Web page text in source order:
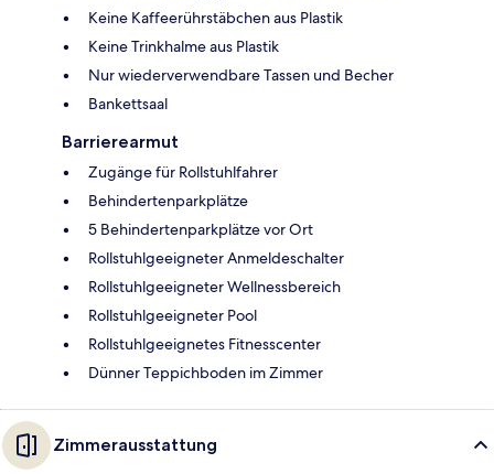
Keine Kaffeerührstäbchen aus Plastik
Keine Trinkhalme aus Plastik
Nur wiederverwendbare Tassen und Becher
Bankettsaal
Barrierearmut
Zugänge für Rollstuhlfahrer
Behindertenparkplätze
5 Behindertenparkplätze vor Ort
Rollstuhlgeeigneter Anmeldeschalter
Rollstuhlgeeigneter Wellnessbereich
Rollstuhlgeeigneter Pool
Rollstuhlgeeignetes Fitnesscenter
Dünner Teppichboden im Zimmer
Zimmerausstattung